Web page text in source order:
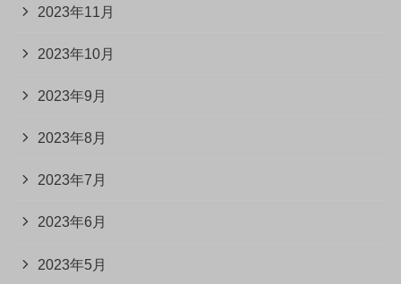
2023年11月
2023年10月
2023年9月
2023年8月
2023年7月
2023年6月
2023年5月